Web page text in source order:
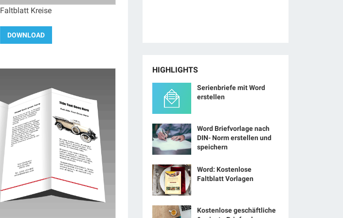
Faltblatt Kreise
HIGHLIGHTS
Serienbriefe mit Word
erstellen
Word Briefvorlage nach
DIN- Norm erstellen und
speichern
Word: Kostenlose
Faltblatt Vorlagen
Kostenlose geschäftliche